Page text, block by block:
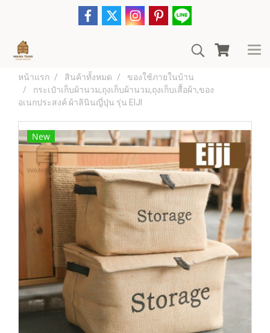
หน้าแรก สินค้าทั้งหมด
ของใช้ภายในบ้าน
กระเป๋าเก็บผ้านวม,ถุงเก็บผ้านวม,ถุงเก็บเสื้อผ้า,ของ
อเนกประสงค์ ผ้าลินินญี่ปุ่น รุ่น EIJI
New